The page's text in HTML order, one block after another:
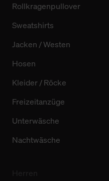
Rollkragenpullover
Sweatshirts
Jacken / Westen
Hosen
Kleider / Röcke
Freizeitanzüge
Unterwäsche
Nachtwäsche